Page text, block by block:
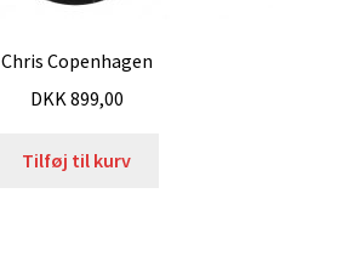
Chris Copenhagen
DKK899,00
Tilføj til kurv